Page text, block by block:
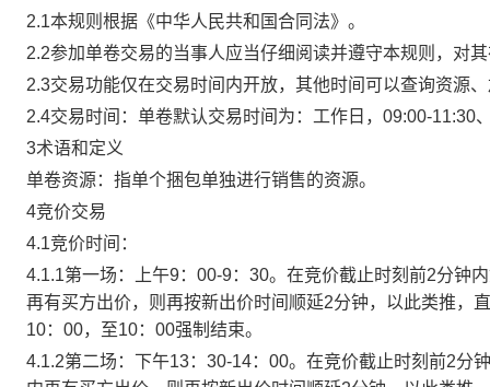
2.1本规则根据《中华人民共和国合同法》。
2.2参加单卷交易的当事人应当仔细阅读并遵守本规则，对
2.3交易功能仅在交易时间内开放，其他时间可以查询资源
2.4交易时间：单卷默认交易时间为：工作日，09:00-11:30
3术语和定义
单卷资源：指单个捆包单独进行销售的资源。
4竞价交易
4.1竞价时间：
4.1.1第一场：上午9：00-9：30。在竞价截止时刻前2分钟
再有买方出价，则再按新出价时间顺延2分钟，以此类推，
10：00，至10：00强制结束。
4.1.2第二场：下午13：30-14：00。在竞价截止时刻前2分